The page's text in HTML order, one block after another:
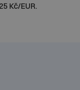
Kč/EUR.